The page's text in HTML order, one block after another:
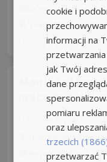
odpowiedzialnością
Saint-Tropez,
Dzisiajzpracuj.pl
Monter /
praca za granicą
Umowa o pracę
Bergman
Berlin, Niemcy
cookie i
informacji na
jak Twój
dane
pomiaru
oraz
trzecich
przetwarzać